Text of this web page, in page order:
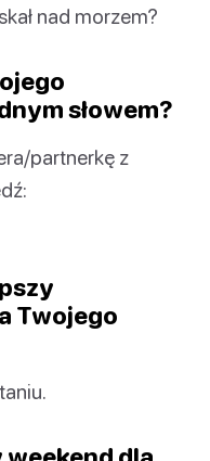
nad morzem?
słowem?
partnerkę z
Twojego